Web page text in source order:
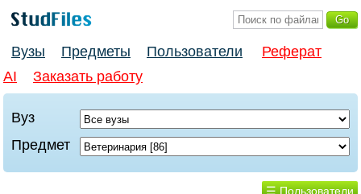
Вузы Предметы Пользователи
Реферат
AI
Заказать работу
Вуз
Предмет
☰ Пользователи